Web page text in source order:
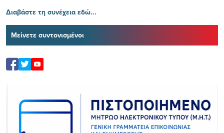
Διαβάστε τη συνέχεια εδώ...
Μείνετε συντονισμένοι